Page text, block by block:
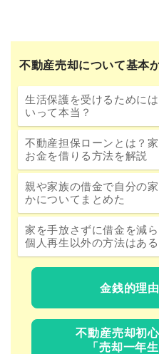
不動産売却について基本
生活保護を受けるために
いって本当？
不動産担保ローンとは？
お金を借りる方法を解説
親や家族の借金で自分の
かについてまとめた
家を手放さずに借金を減
個人再生以外の方法はある
金銭的理
不動産売却初
「売却一年